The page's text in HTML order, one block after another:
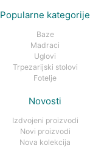
Popularne kategorije
Baze
Madraci
Uglovi
Trpezarijski stolovi
Fotelje
Novosti
Izdvojeni proizvodi
Novi proizvodi
Nova kolekcija